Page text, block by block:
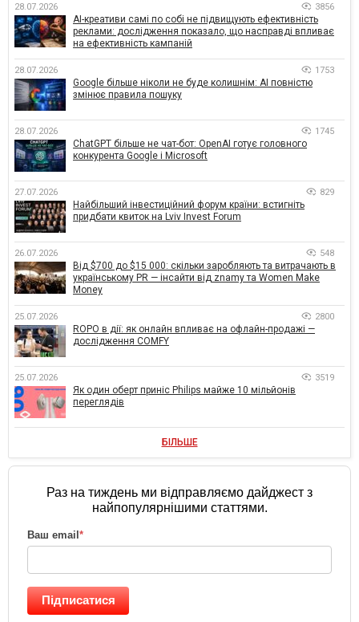
28.07.2026 3856
AI-креативи самі по собі не підвищують ефективність
реклами: дослідження показало, що насправді впливає
на ефективність кампаній
28.07.2026 1753
Google більше ніколи не буде колишнім: AI повністю
змінює правила пошуку
28.07.2026 1745
ChatGPT більше не чат-бот: OpenAI готує головного
конкурента Google і Microsoft
27.07.2026 829
Найбільший інвестиційний форум країни: встигніть
придбати квиток на Lviv Invest Forum
26.07.2026 548
Від $700 до $15 000: скільки заробляють та витрачають в
українському PR — інсайти від znamy та Women Make
Money
25.07.2026 2800
ROPO в дії: як онлайн впливає на офлайн-продажі —
дослідження COMFY
25.07.2026 3519
Як один оберт приніс Philips майже 10 мільйонів
переглядів
БІЛЬШЕ
Раз на тиждень ми відправляємо дайджест з
найпопулярнішими статтями.
Ваш email *
Підписатися